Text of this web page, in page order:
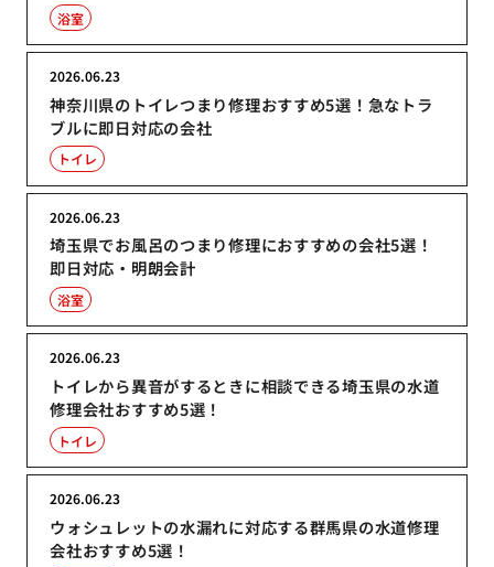
浴室
神奈川県のトイレつまり修理おすすめ5選！急なトラ
ブルに即日対応の会社
2026.06.23
トイレ
埼玉県でお風呂のつまり修理におすすめの会社5選！
即日対応・明朗会計
2026.06.23
浴室
トイレから異音がするときに相談できる埼玉県の水道
修理会社おすすめ5選！
2026.06.23
トイレ
ウォシュレットの水漏れに対応する群馬県の水道修理
会社おすすめ5選！
2026.06.23